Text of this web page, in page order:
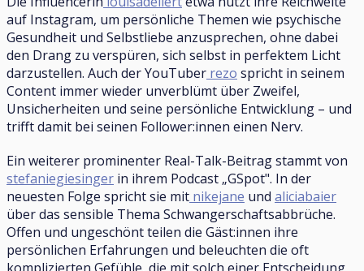
auf Instagram, um persönliche Themen wie psychische
Gesundheit und Selbstliebe anzusprechen, ohne dabei
den Drang zu verspüren, sich selbst in perfektem Licht
darzustellen. Auch der YouTuber rezo spricht in seinem
Content immer wieder unverblümt über Zweifel,
Unsicherheiten und seine persönliche Entwicklung – und
trifft damit bei seinen Follower:innen einen Nerv.
Ein weiterer prominenter Real-Talk-Beitrag stammt von
stefaniegiesinger in ihrem Podcast „GSpot". In der
neuesten Folge spricht sie mit nikejane und aliciabaier
über das sensible Thema Schwangerschaftsabbrüche.
Offen und ungeschönt teilen die Gäst:innen ihre
persönlichen Erfahrungen und beleuchten die oft